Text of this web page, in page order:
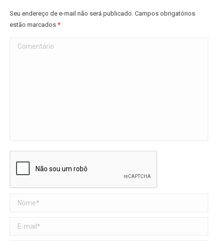
Seu endereço de e-mail não será publicado. Campos obrigatórios
estão marcados *
Comentário
Nome *
E-mail *